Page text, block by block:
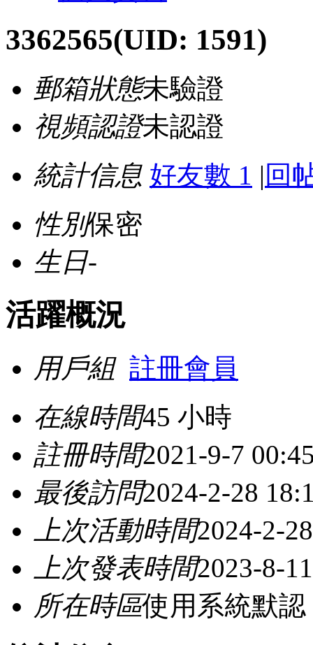
3362565(UID: 1591)
郵箱狀態未驗證
視頻認證未認證
統計信息 好友數 1 | 回
性別保密
生日-
活躍概況
用戶組 註冊會員
在線時間45 小時
註冊時間2021-9-7
最後訪問2024-2-28
上次活動時間2024-2-
上次發表時間2023-8-
所在時區使用系統默認